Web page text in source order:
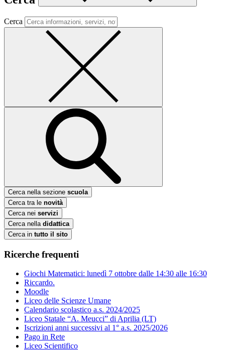
Cerca
Cerca nella sezione scuola
Cerca tra le novità
Cerca nei servizi
Cerca nella didattica
Cerca in tutto il sito
Ricerche frequenti
Giochi Matematici: lunedì 7 ottobre dalle 14:30 alle 16:30
Riccardo.
Moodle
Liceo delle Scienze Umane
Calendario scolastico a.s. 2024/2025
Liceo Statale “A. Meucci” di Aprilia (LT)
Iscrizioni anni successivi al 1° a.s. 2025/2026
Pago in Rete
Liceo Scientifico